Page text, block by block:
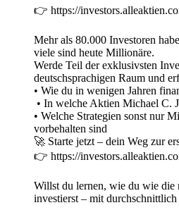
👉 https://
Mehr als 80.000 Investoren
viele sind heute Millionäre.
Werde Teil der exklusivsten
deutschsprachigen Raum und
• Wie du in wenigen Jahren
• In welche Aktien Michael C.
• Welche Strategien sonst nur
vorbehalten sind
🚀 Starte jetzt – dein Weg zur
👉 https://
Willst du lernen, wie du wie die
investierst – mit